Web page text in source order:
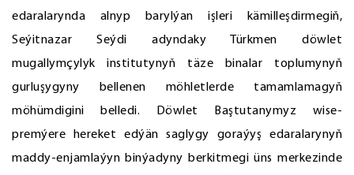
edaralarynda alnyp barylýan işleri kämilleşdirmegiň,
Seýitnazar Seýdi adyndaky Türkmen döwlet
mugallymçylyk institutynyň täze binalar toplumynyň
gurluşygyny bellenen möhletlerde tamamlamagyň
möhümdigini belledi. Döwlet Baştutanymyz wise-
premýere hereket edýän saglygy goraýyş edaralarynyň
maddy-enjamlaýyn binýadyny berkitmegi üns merkezinde